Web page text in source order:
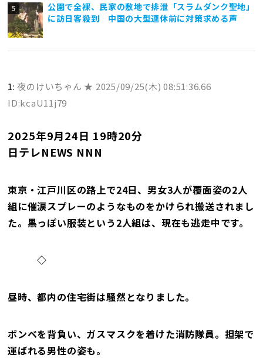
公園で全裸、民家の敷地で排泄「スラムダンク聖地」
に訪日客殺到 中国の大型連休前に対策求める声
1:夜のけいちゃん ★ 2025/09/25(木) 08:51:36.66
ID:kcaU11j79
2025年9月24日 19時20分
日テレNEWS NNN
東京・江戸川区の路上で24日、男女3人が覆面姿の2人
組に催涙スプレーのようなものをかけられ搬送されまし
た。黒っぽい服装という2人組は、現在も逃走中です。
◇
昼時、都内の住宅街は騒然となりました。
ボンベを背負い、ガスマスクを着けた消防隊員。担架で
運ばれる男性の姿も。